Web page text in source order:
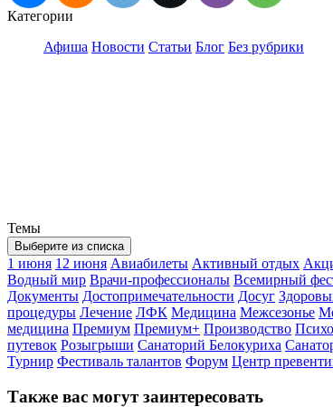
Категории
Афиша Новости Статьи Блог Без рубрики
Темы
Выберите из списка
1 июня 12 июня Авиабилеты Активный отдых
Водный мир Врачи-профессионалы Всемирный
Документы Достопримечательности Досуг
процедуры Лечение ЛФК Медицина Межсезонье
медицина Премиум Премиум+ Производство
путевок Розыгрыши Санаторий Белокуриха
Турнир Фестиваль талантов Форум Центр
Также вас могут заинтересовать